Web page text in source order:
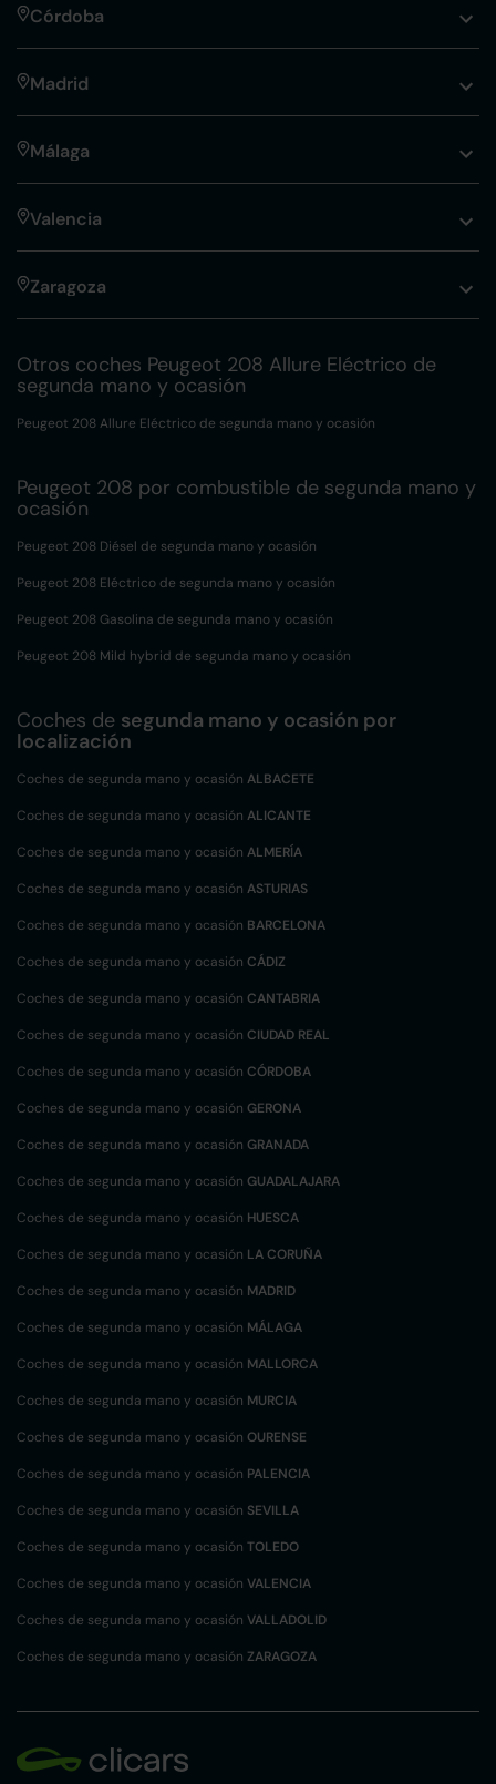
Córdoba
Madrid
Málaga
Valencia
Zaragoza
Otros coches Peugeot 208 Allure Eléctrico de
segunda mano y ocasión
Peugeot 208 Allure Eléctrico de segunda mano y ocasión
Peugeot 208 por combustible de segunda mano y
ocasión
Peugeot 208 Diésel de segunda mano y ocasión
Peugeot 208 Eléctrico de segunda mano y ocasión
Peugeot 208 Gasolina de segunda mano y ocasión
Peugeot 208 Mild hybrid de segunda mano y ocasión
Coches de segunda mano y ocasión por
localización
Coches de segunda mano y ocasión ALBACETE
Coches de segunda mano y ocasión ALICANTE
Coches de segunda mano y ocasión ALMERÍA
Coches de segunda mano y ocasión ASTURIAS
Coches de segunda mano y ocasión BARCELONA
Coches de segunda mano y ocasión CÁDIZ
Coches de segunda mano y ocasión CANTABRIA
Coches de segunda mano y ocasión CIUDAD REAL
Coches de segunda mano y ocasión CÓRDOBA
Coches de segunda mano y ocasión GERONA
Coches de segunda mano y ocasión GRANADA
Coches de segunda mano y ocasión GUADALAJARA
Coches de segunda mano y ocasión HUESCA
Coches de segunda mano y ocasión LA CORUÑA
Coches de segunda mano y ocasión MADRID
Coches de segunda mano y ocasión MÁLAGA
Coches de segunda mano y ocasión MALLORCA
Coches de segunda mano y ocasión MURCIA
Coches de segunda mano y ocasión OURENSE
Coches de segunda mano y ocasión PALENCIA
Coches de segunda mano y ocasión SEVILLA
Coches de segunda mano y ocasión TOLEDO
Coches de segunda mano y ocasión VALENCIA
Coches de segunda mano y ocasión VALLADOLID
Coches de segunda mano y ocasión ZARAGOZA